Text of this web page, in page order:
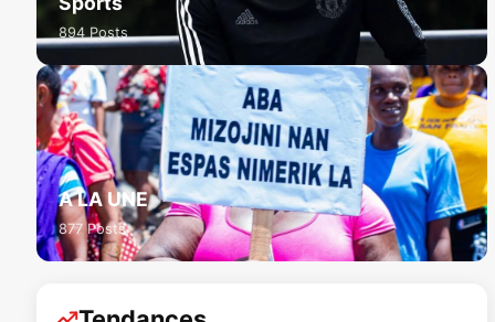
894 Posts
A LA UNE
877 Posts